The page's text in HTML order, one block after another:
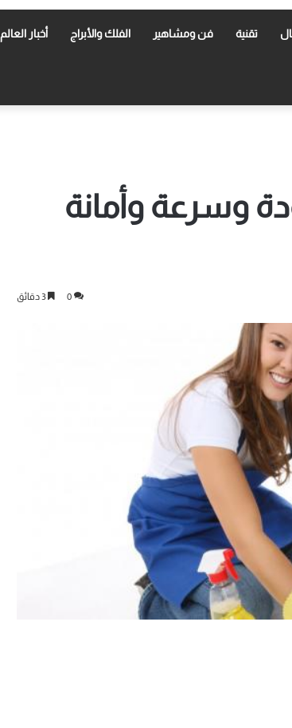
تقنية فن ومشاهير الفلك والأبراج أخبار العالم
وسرعة وأمانة
0